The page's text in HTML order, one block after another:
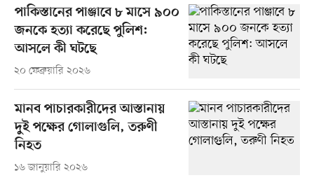
পাকিস্তানের পাঞ্জাবে ৮ মাসে ৯০০
জনকে হত্যা করেছে পুলিশ:
আসলে কী ঘটছে
২০ ফেব্রুয়ারি ২০২৬
মানব পাচারকারীদের আস্তানায়
দুই পক্ষের গোলাগুলি, তরুণী
নিহত
১৬ জানুয়ারি ২০২৬